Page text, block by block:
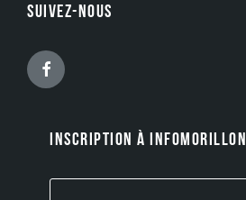
SUIVEZ-NOUS
Facebook
INSCRIPTION À INFOMORILLON